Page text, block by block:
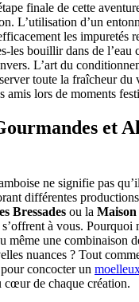
finale de cette
L’utilisation d’un
les impuretés
les bouillir dans de l’eau
L’art du
toute la fraîcheur du
amis lors de moments
et
ne signifie pas
différentes
Bressades ou la
à vous. Pourquoi
même une combinaison
nuances ? Tout
concocter un
cœur de chaque création.